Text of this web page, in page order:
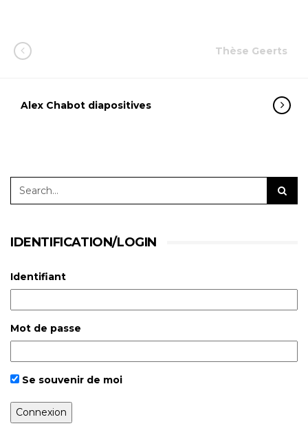
Thèse Geerts
Alex Chabot diapositives
IDENTIFICATION/LOGIN
Identifiant
Mot de passe
Se souvenir de moi